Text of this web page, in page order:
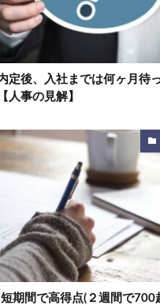
定後、入社までは何ヶ月待
人事の見解】
短期間で高得点(２週間で700